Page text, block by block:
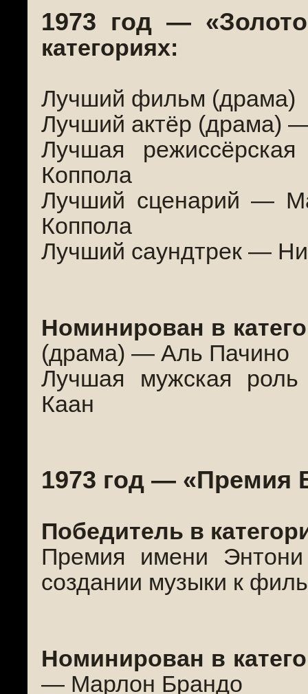
1973 год —
категориях:
Лучший фильм (драма)
Лучший актёр (драма)
Лучшая
Коппола
Лучший сценарий —
Коппола
Лучший саундтрек —
Номинирован в
(драма) — Аль Пачино
Лучшая мужская
Каан
1973 год — «Премия
Победитель в
Премия имени
создании музыки к
Номинирован в
— Марлон Брандо